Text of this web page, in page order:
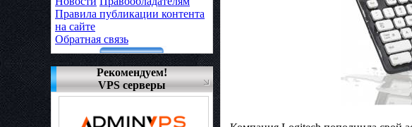
Правила публикации контента
на сайте
Обратная связь
Рекомендуем!
VPS серверы